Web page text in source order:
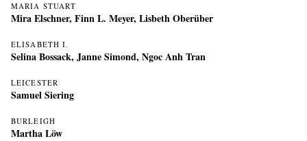
MARIA STUART
Mira Elschner, Finn L. Meyer, Lisbeth Oberüber
ELISABETH I.
Selina Bossack, Janne Simond, Ngoc Anh Tran
LEICESTER
Samuel Siering
BURLEIGH
Martha Löw